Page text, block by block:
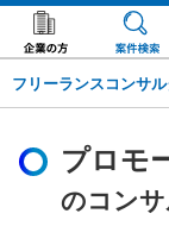
フリーランスコンサ
プロモ
のコン